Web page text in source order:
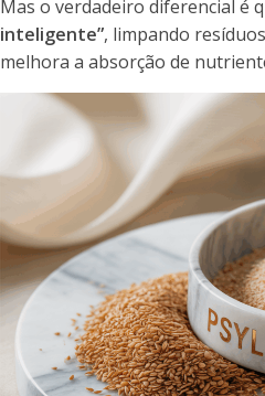
Mas o verdadeiro diferencial é
inteligente”, limpando
melhora a absorção de